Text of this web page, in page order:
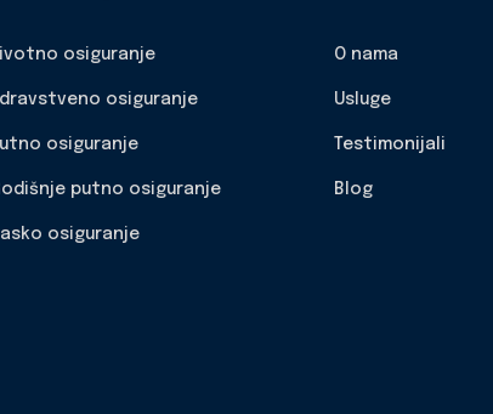
osiguranje
osiguranje
osiguranje
putno osiguranje
osiguranje
O nama
Usluge
Testimonijali
Blog